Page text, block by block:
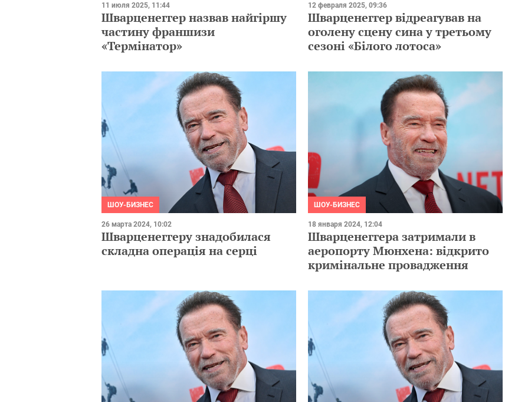
11 июля 2025, 11:44
Шварценеггер назвав найгіршу
частину франшизи
«Термінатор»
12 февраля 2025, 09:36
Шварценеггер відреагував на
оголену сцену сина у третьому
сезоні «Білого лотоса»
ШОУ-БИЗНЕС
26 марта 2024, 10:02
Шварценеггеру знадобилася
складна операція на серці
ШОУ-БИЗНЕС
18 января 2024, 12:04
Шварценеггера затримали в
аеропорту Мюнхена: відкрито
кримінальне провадження